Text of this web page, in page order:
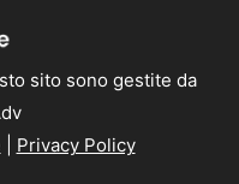
sito sono gestite da
Privacy Policy